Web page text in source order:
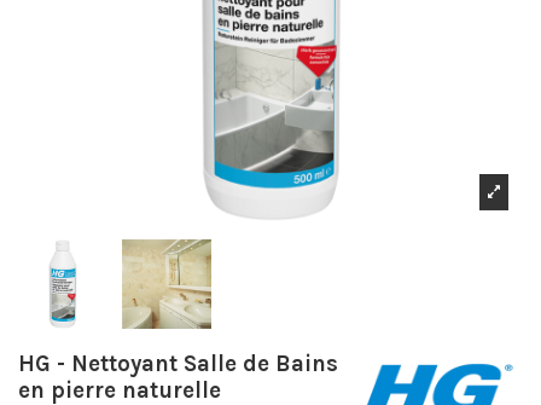
HG - Nettoyant Salle de Bains
en pierre naturelle